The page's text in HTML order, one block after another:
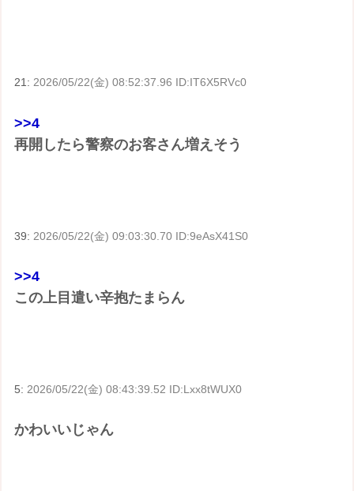
21:2026/05/22(金) 08:52:37.96 ID:IT6X5RVc0
>>4
再開したら警察のお客さん増えそう
39: 2026/05/22(金) 09:03:30.70 ID:9eAsX41S0
>>4
この上目遣い辛抱たまらん
5: 2026/05/22(金) 08:43:39.52 ID:Lxx8tWUX0
かわいいじゃん